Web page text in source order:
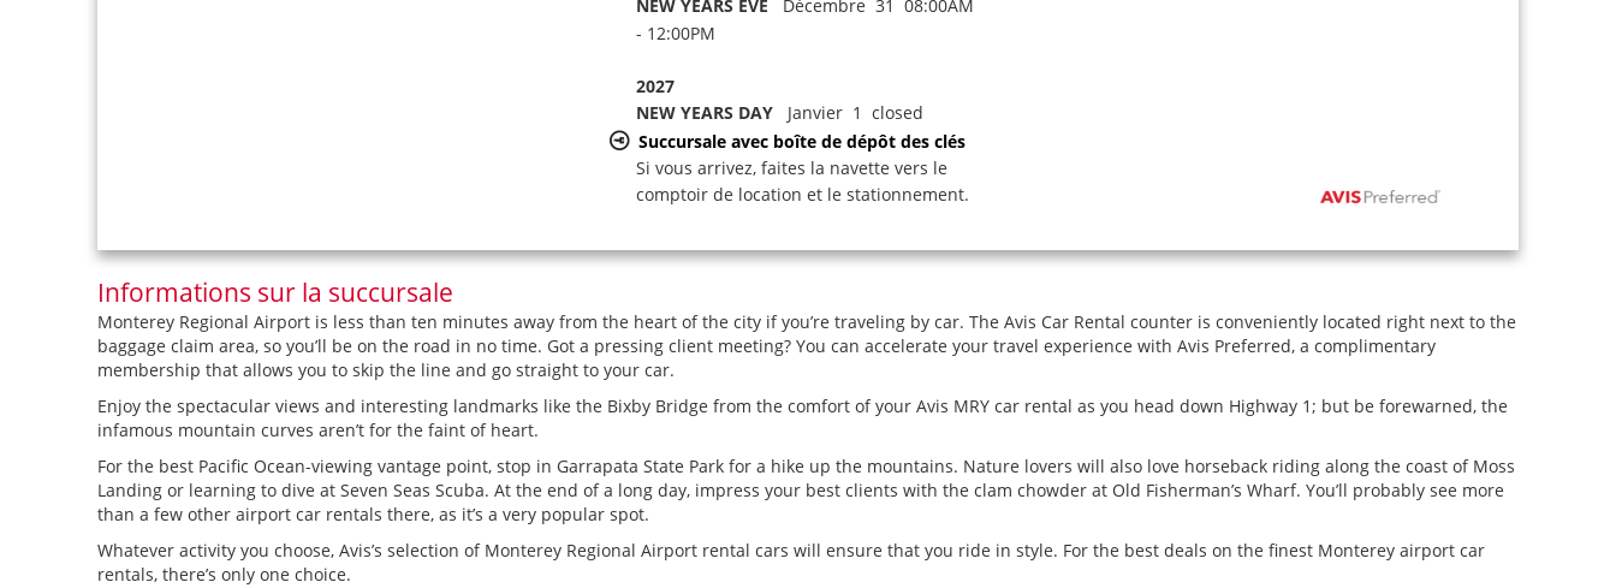
NEW YEARS EVE Décembre 31 08:00AM
- 12:00PM
2027
NEW YEARS DAYJanvier 1 closed
Succursale avec boîte de dépôt des clés
Si vous arrivez, faites la navette vers le
comptoir de location et le stationnement.
Informations sur la succursale
Monterey Regional Airport is less than ten minutes away from the heart of the city if you’re traveling by car. The Avis Car Rental counter is conveniently located right next to the
baggage claim area, so you’ll be on the road in no time. Got a pressing client meeting? You can accelerate your travel experience with Avis Preferred, a complimentary
membership that allows you to skip the line and go straight to your car.
Enjoy the spectacular views and interesting landmarks like the Bixby Bridge from the comfort of your Avis MRY car rental as you head down Highway 1; but be forewarned, the
infamous mountain curves aren’t for the faint of heart.
For the best Pacific Ocean-viewing vantage point, stop in Garrapata State Park for a hike up the mountains. Nature lovers will also love horseback riding along the coast of Moss
Landing or learning to dive at Seven Seas Scuba. At the end of a long day, impress your best clients with the clam chowder at Old Fisherman’s Wharf. You’ll probably see more
than a few other airport car rentals there, as it’s a very popular spot.
Whatever activity you choose, Avis’s selection of Monterey Regional Airport rental cars will ensure that you ride in style. For the best deals on the finest Monterey airport car
rentals, there’s only one choice.